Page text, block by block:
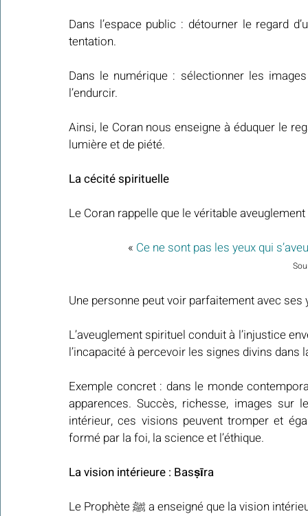
​​Dans l’espace public : détourner le regard
tentation.
​Dans le numérique : sélectionner les
l’endurcir.
Ainsi, le Coran nous enseigne à éduquer le
lumière et de piété.
La cécité spirituelle
Le Coran rappelle que le véritable
« Ce ne sont pas les yeux qui
Une personne peut voir parfaitement avec
L’aveuglement spirituel conduit à l’injustice
l’incapacité à percevoir les signes divins dans
Exemple concret : dans le monde
apparences. Succès, richesse, images sur
intérieur, ces visions peuvent tromper et
formé par la foi, la science et l’éthique.
La vision intérieure : Basṣīra
Le Prophète ﷺ a enseigné que la vision intérieure est plus précieuse que la vue physique. Le Basṣīra